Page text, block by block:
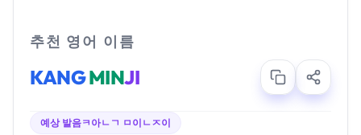
추천 영어 이름
KANGMINJI
예상 발음ㅋ아ㄴㄱ ㅁ이ㄴㅈ이